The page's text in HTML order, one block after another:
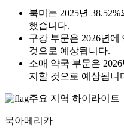
북미는 2025년
했습니다.
구강 부문은 2026년에
것으로 예상됩니다.
소매 약국 부문은
지할 것으로 예상됩니
주요 지역 하이라이트
북아메리카